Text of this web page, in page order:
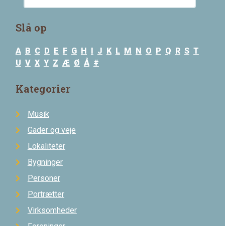
Slå op
A B C D E F G H I J K L M N O P Q R S T
U V X Y Z Æ Ø Å #
Kategorier
Musik
Gader og veje
Lokaliteter
Bygninger
Personer
Portrætter
Virksomheder